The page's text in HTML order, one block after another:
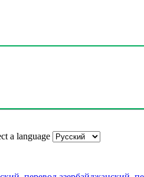
a language